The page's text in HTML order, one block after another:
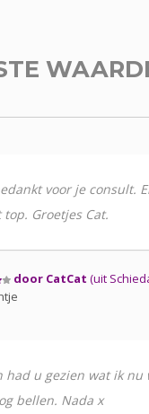
voor je consult.
Groetjes Cat.
door CatCat (uit
u gezien wat ik
bellen. Nada x